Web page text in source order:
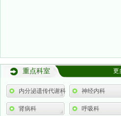
重点科室 更
内分泌遗传代谢科 神经内科
肾病科 呼吸科